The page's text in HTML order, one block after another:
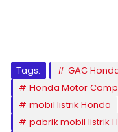
Tags: GAC
Honda Motor
mobil listrik Honda
pabrik mobil listrik